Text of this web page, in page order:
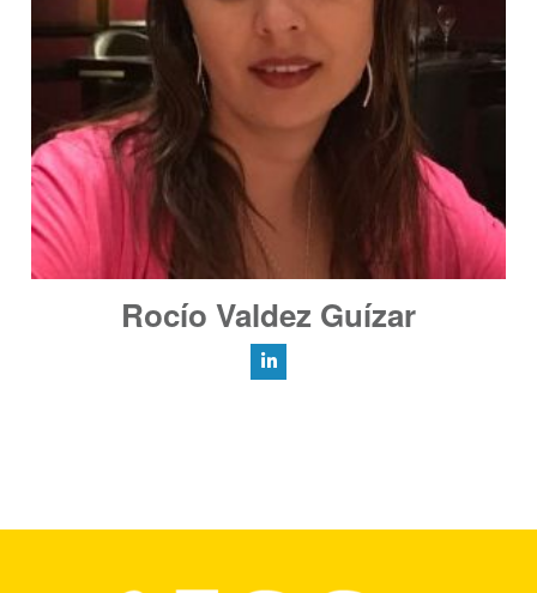
Rocío Valdez Guízar